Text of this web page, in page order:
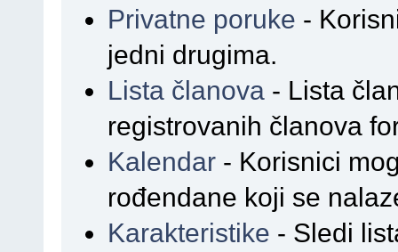
Privatne poruke -
jedni drugima.
Lista članova - Lista
registrovanih članova
Kalendar - Korisnici
rođendane koji se
Karakteristike - Sledi